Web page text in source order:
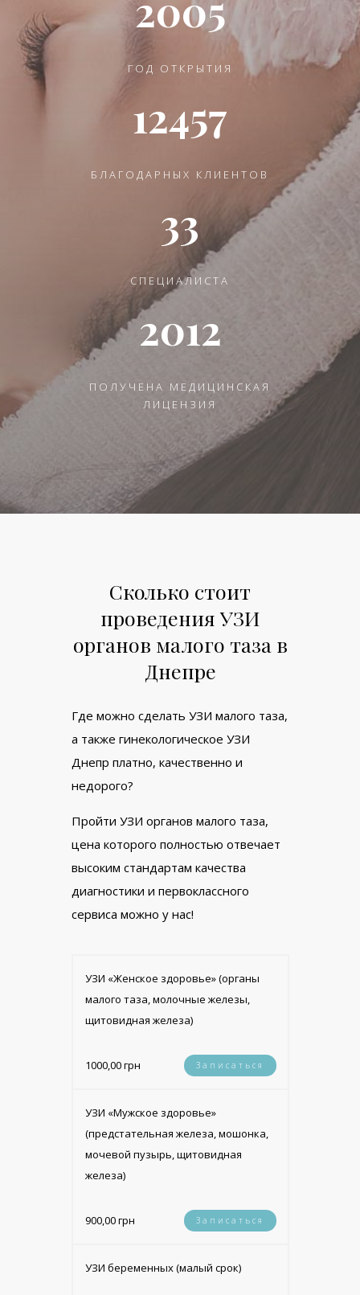
2005
ГОД ОТКРЫТИЯ
12457
БЛАГОДАРНЫХ КЛИЕНТОВ
33
СПЕЦИАЛИСТА
2012
ПОЛУЧЕНА МЕДИЦИНСКАЯ
ЛИЦЕНЗИЯ
Сколько стоит
проведения УЗИ
органов малого таза в
Днепре
Где можно сделать УЗИ малого таза,
а также гинекологическое УЗИ
Днепр платно, качественно и
недорого?
Пройти УЗИ органов малого таза,
цена которого полностью отвечает
высоким стандартам качества
диагностики и первоклассного
сервиса можно у нас!
УЗИ «Женское здоровье» (органы
малого таза, молочные железы,
щитовидная железа)
1000,00 грн Записаться
УЗИ «Мужское здоровье»
(предстательная железа, мошонка,
мочевой пузырь, щитовидная
железа)
900,00 грн Записаться
УЗИ беременных (малый срок)